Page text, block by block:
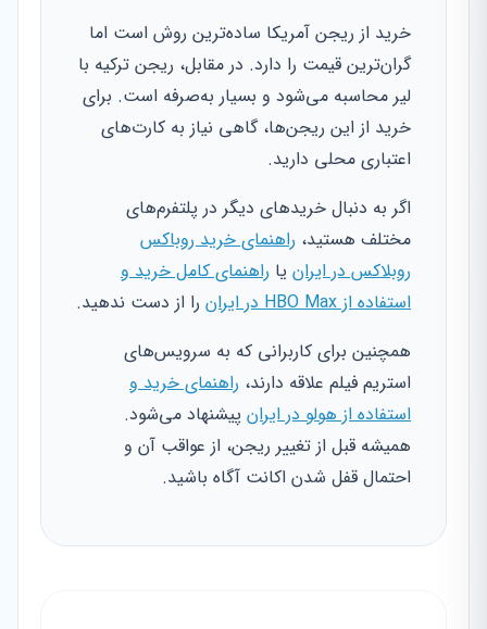
خرید از ریجن آمریکا ساده‌ترین روش است اما
گران‌ترین قیمت را دارد. در مقابل، ریجن ترکیه با
لیر محاسبه می‌شود و بسیار به‌صرفه است. برای
خرید از این ریجن‌ها، گاهی نیاز به کارت‌های
اعتباری محلی دارید.
اگر به دنبال خریدهای دیگر در پلتفرم‌های
مختلف هستید، راهنمای خرید روباکس
روبلاکس در ایران یا راهنمای کامل خرید و
استفاده از HBO Max در ایران
را از دست ندهید.
همچنین برای کاربرانی که به سرویس‌های
استریم فیلم علاقه دارند، راهنمای خرید و
استفاده از هولو در ایران پیشنهاد می‌شود.
همیشه قبل از تغییر ریجن، از عواقب آن و
احتمال قفل شدن اکانت آگاه باشید.